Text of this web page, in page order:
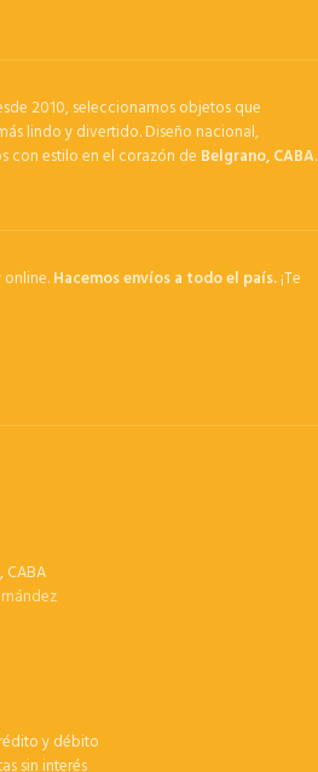
2010, seleccionamos objetos que
lindo y divertido. Diseño nacional,
con estilo en el corazón de Belgrano, CABA.
Hacemos envíos a todo el país.¡Te
CABA
y débito
sin interés